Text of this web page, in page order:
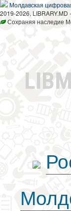
Молдавская
2019-2026,
Сохраняя наследие